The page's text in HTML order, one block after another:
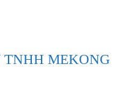
TNHH MEKONG